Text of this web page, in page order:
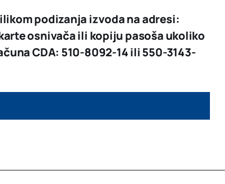
podizanja izvoda na adresi:
osnivača ili kopiju pasoša ukoliko
CDA: 510-8092-14ili 550-3143-